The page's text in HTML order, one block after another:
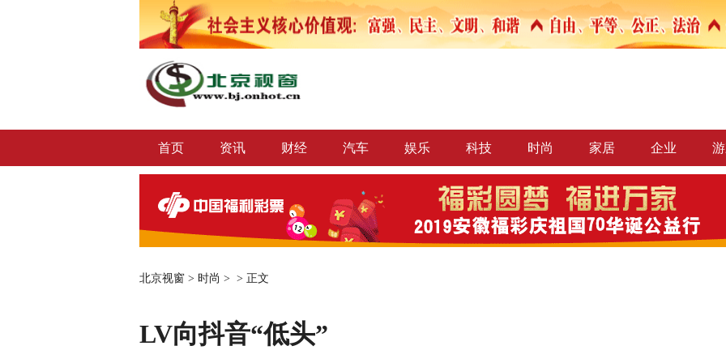
首页 资讯 财经 汽车 娱乐 科技 时尚 家居 企业
北京视窗 > 时尚 > > 正文
LV向抖音“低头”